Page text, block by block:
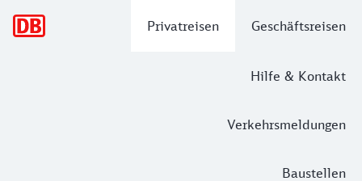
Privatreisen Geschäftsreisen
Hilfe & Kontakt
Verkehrsmeldungen
Baustellen